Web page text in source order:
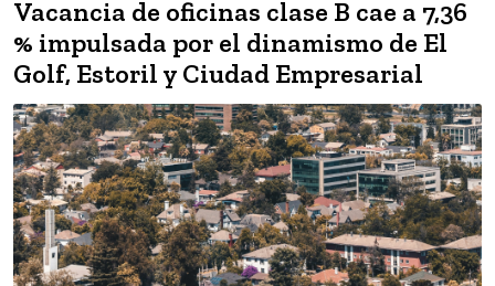
Vacancia de oficinas clase B cae a 7,36
% impulsada por el dinamismo de El
Golf, Estoril y Ciudad Empresarial